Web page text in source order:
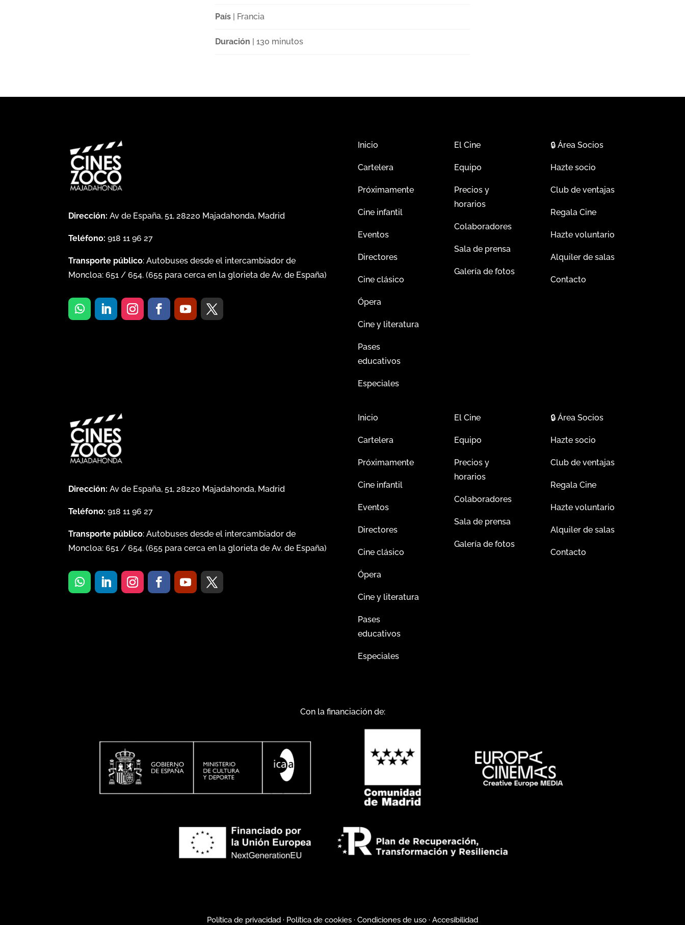
País| Francia
Duración | 130 minutos
Dirección: Av de España, 51, 28220 Majadahonda, Madrid
Teléfono: 918 11 96 27
Transporte público: Autobuses desde el intercambiador de
Moncloa:651 /654. (655 para cerca en la glorieta de Av. de España)
Inicio
Cartelera
Próximamente
Cine infantil
Eventos
Directores
Cine clásico
Ópera
Cine y literatura
Pases
educativos
Especiales
El Cine
Equipo
Precios y
horarios
Colaboradores
Sala de prensa
Galería de fotos
🔒Área Socios
Hazte socio
Club de ventajas
Regala Cine
Hazte voluntario
Alquiler de salas
Contacto
Dirección: Av de España, 51, 28220 Majadahonda, Madrid
Teléfono: 918 11 96 27
Transporte público: Autobuses desde el intercambiador de
Moncloa:651 /654. (655 para cerca en la glorieta de Av. de España)
Inicio
Cartelera
Próximamente
Cine infantil
Eventos
Directores
Cine clásico
Ópera
Cine y literatura
Pases
educativos
Especiales
El Cine
Equipo
Precios y
horarios
Colaboradores
Sala de prensa
Galería de fotos
🔒Área Socios
Hazte socio
Club de ventajas
Regala Cine
Hazte voluntario
Alquiler de salas
Contacto
Con la financiación de:
Política de privacidad · Política de cookies · Condiciones de uso · Accesibilidad